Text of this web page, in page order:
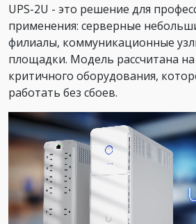
UPS-2U - это решение для
применения: серверные
филиалы, коммуникационные
площадки. Модель рассчитана
критичного оборудования,
работать без сбоев.